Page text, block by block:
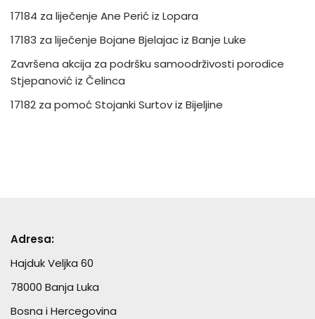
17184 za liječenje Ane Perić iz Lopara
17183 za liječenje Bojane Bjelajac iz Banje Luke
Završena akcija za podršku samoodrživosti porodice
Stjepanović iz Čelinca
17182 za pomoć Stojanki Surtov iz Bijeljine
Adresa:
Hajduk Veljka 60
78000 Banja Luka
Bosna i Hercegovina